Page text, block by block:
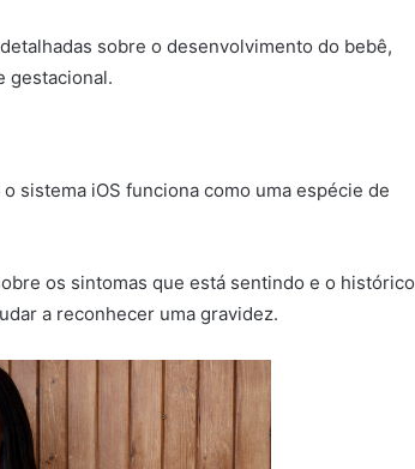
sobre o desenvolvimento do bebê,
gestacional.
sistema iOS funciona como uma espécie de
os sintomas que está sentindo e o histórico
a reconhecer uma gravidez.